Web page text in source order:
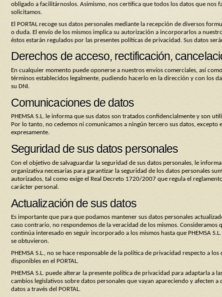
obligado a facilitárnoslos. Asimismo, nos certifica que todos los datos que nos
solicitamos.
El PORTAL recoge sus datos personales mediante la recepción de diversos
o duda. El envío de los mismos implica su autorización a incorporarlos a
éstos estarán regulados por las presentes políticas de privacidad. Sus datos
Derechos de acceso, rectificación,
En cualquier momento puede oponerse a nuestros envíos comerciales, así
términos establecidos legalmente, pudiendo hacerlo en la dirección y con los
su DNI.
Comunicaciones de datos
PHEMSA S.L. le informa que sus datos son tratados confidencialmente y son
Por lo tanto, no cedemos ni comunicamos a ningún tercero sus datos,
expresamente.
Seguridad de sus datos personales
Con el objetivo de salvaguardar la seguridad de sus datos personales, le
organizativa necesarias para garantizar la seguridad de los datos personales
autorizados, tal como exige el Real Decreto 1720/2007 que regula el
carácter personal.
Actualización de sus datos
Es importante que para que podamos mantener sus datos personales
caso contrario, no respondemos de la veracidad de los mismos.
continúa interesado en seguir incorporado a los mismos hasta que PHEMSA
se obtuvieron.
PHEMSA S.L., no se hace responsable de la política de privacidad respecto a
disponibles en el PORTAL.
PHEMSA S.L. puede alterar la presente política de privacidad para adaptarla a
cambios legislativos sobre datos personales que vayan apareciendo y afecten
datos a través del PORTAL.